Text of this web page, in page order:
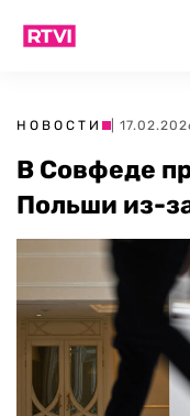
НОВОСТИ |
В Совфеде
Польши из-